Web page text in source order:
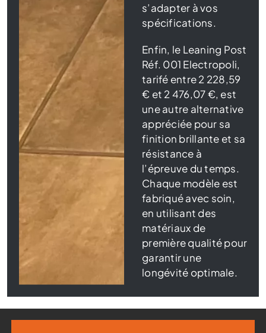
s’adapter à vos
spécifications.
Enfin, le Leaning Post
Réf. 001 Electropoli,
tarifé entre 2 228,59
€ et 2 476,07 €, est
une autre alternative
appréciée pour sa
finition brillante et sa
résistance à
l’épreuve du temps.
Chaque modèle est
fabriqué avec soin,
en utilisant des
matériaux de
première qualité pour
garantir une
longévité optimale.